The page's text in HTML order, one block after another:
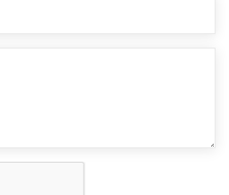
без уведомления. За